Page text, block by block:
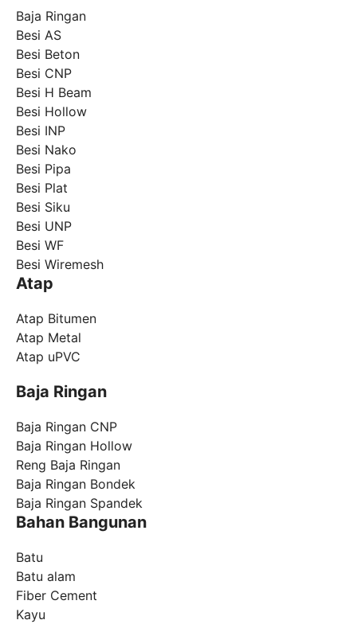
Baja Ringan
Besi AS
Besi Beton
Besi CNP
Besi H Beam
Besi Hollow
Besi INP
Besi Nako
Besi Pipa
Besi Plat
Besi Siku
Besi UNP
Besi WF
Besi Wiremesh
Atap
Atap Bitumen
Atap Metal
Atap uPVC
Baja Ringan
Baja Ringan CNP
Baja Ringan Hollow
Reng Baja Ringan
Baja Ringan Bondek
Baja Ringan Spandek
Bahan Bangunan
Batu
Batu alam
Fiber Cement
Kayu